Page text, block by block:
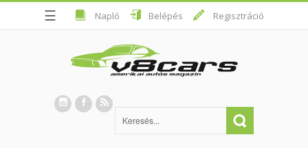
☰ Napló Belépés Regisztráció